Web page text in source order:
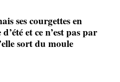
ses courgettes en
et ce n’est pas par
sort du moule